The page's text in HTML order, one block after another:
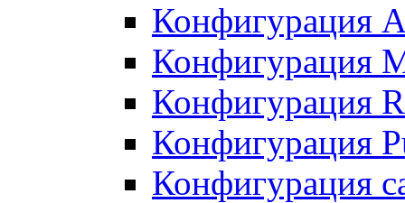
Конфигурация
Конфигурация
Конфигурация
Конфигурация
Конфигурация